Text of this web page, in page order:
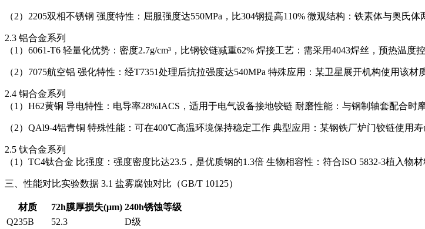
（2）2205双相不锈钢 强度特性：屈服强度达550MPa，比304钢提高110% 微观结构：铁素体与奥氏
2.3 铝合金系列
（1）6061-T6 轻量化优势：密度2.7g/cm³，比钢铰链减重62% 焊接工艺：需采用4043焊丝，预热温
（2）7075航空铝 强化特性：经T7351处理后抗拉强度达540MPa 特殊应用：某卫星展开机构使用该
2.4 铜合金系列
（1）H62黄铜 导电特性：电导率28%IACS，适用于电气设备接地铰链 耐磨性能：与钢制轴套配合时
（2）QAl9-4铝青铜 特殊性能：可在400℃高温环境保持稳定工作 典型应用：某钢铁厂炉门铰链使用
2.5 钛合金系列
（1）TC4钛合金 比强度：强度密度比达23.5，是优质钢的1.3倍 生物相容性：符合ISO 5832-3植入物
三、性能对比实验数据 3.1 盐雾腐蚀对比（GB/T 10125）
材质 72h膜厚损失(μm) 240h锈蚀等级
Q235B
52.3
D级